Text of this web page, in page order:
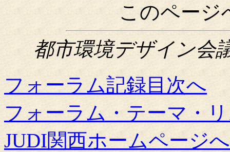
このページ
都市環境デザイン会
フォーラム記録目次へ
フォーラム・テーマ・
JUDI関西ホームページへ